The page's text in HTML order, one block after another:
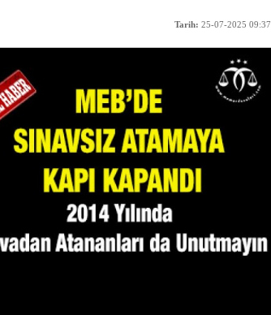
Tarih: 25-07-2025 09:37